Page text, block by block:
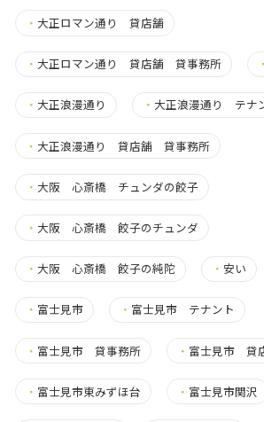
・ 大正ロマン通り 貸店舗
・ 大正ロマン通り 貸店舗 貸事務所 ・
・ 大正浪漫通り ・ 大正浪漫通り テナ
・ 大正浪漫通り 貸店舗 貸事務所
・ 大阪 心斎橋 チュンダの餃子
・ 大阪 心斎橋 餃子のチュンダ
・ 大阪 心斎橋 餃子の純陀 ・安い
・ 富士見市 ・ 富士見市 テナント
・ 富士見市 貸事務所 ・ 富士見市 貸
・ 富士見市東みずほ台 ・ 富士見市関沢